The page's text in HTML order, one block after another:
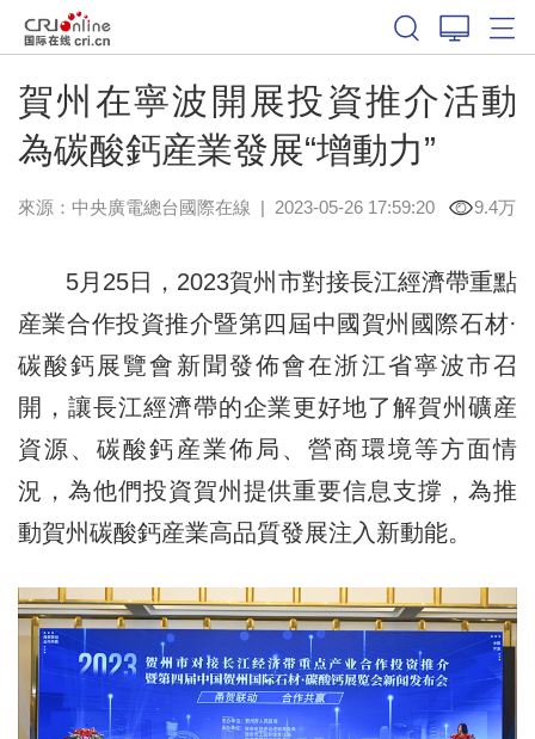
賀州在寧波開展投資推介活動
為碳酸鈣産業發展“增動力”
來源：中央廣電總台國際在線 | 2023-05-26 17:59:20 9.4万
5月25日，2023賀州市對接長江經濟帶重點
産業合作投資推介暨第四屆中國賀州國際石材·
碳酸鈣展覽會新聞發佈會在浙江省寧波市召
開，讓長江經濟帶的企業更好地了解賀州礦産
資源、碳酸鈣産業佈局、營商環境等方面情
況，為他們投資賀州提供重要信息支撐，為推
動賀州碳酸鈣産業高品質發展注入新動能。